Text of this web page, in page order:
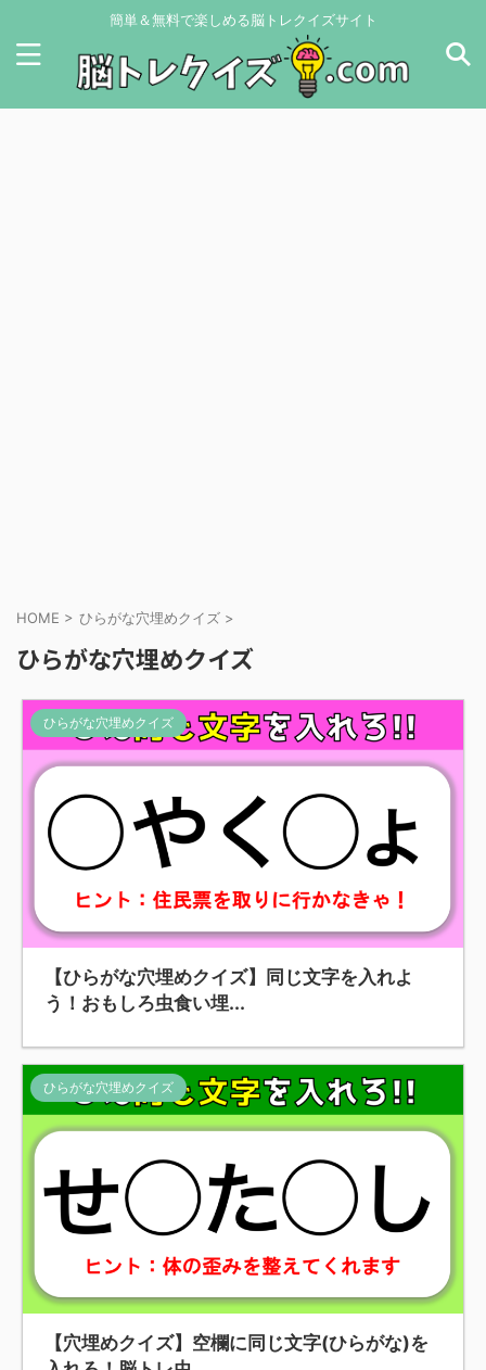
簡単＆無料で楽しめる脳トレクイズサイト
HOME > ひらがな穴埋めクイズ >
ひらがな穴埋めクイズ
ひらがな穴埋めクイズ
【ひらがな穴埋めクイズ】同じ文字を入れよ
う！おもしろ虫食い埋...
ひらがな穴埋めクイズ
【穴埋めクイズ】空欄に同じ文字(ひらがな)を